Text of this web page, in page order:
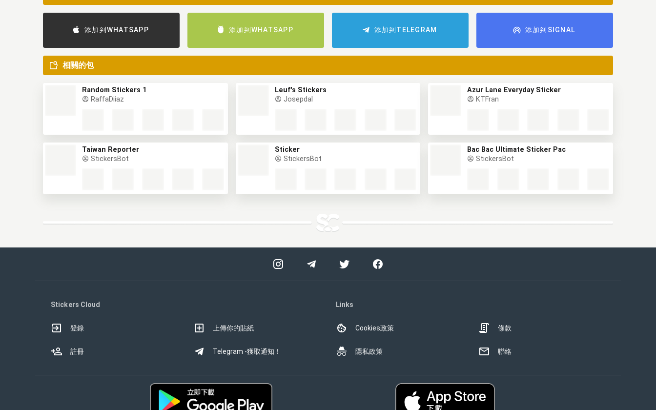
添加到WHATSAPP 添加到WHATSAPP 添加到TELEGRAM 添加到SIGNAL
相關的包
Random Stickers 1
RaffaDiiaz
Leuf's Stickers
Josepdal
Azur Lane Everyday Sticker
KTFran
Taiwan Reporter
StickersBot
Sticker
StickersBot
Bac Bac Ultimate Sticker Pac
StickersBot
Stickers Cloud
登錄
註冊
上傳你的貼紙
Telegram -獲取通知！
Links
Cookies政策
隱私政策
條款
聯絡